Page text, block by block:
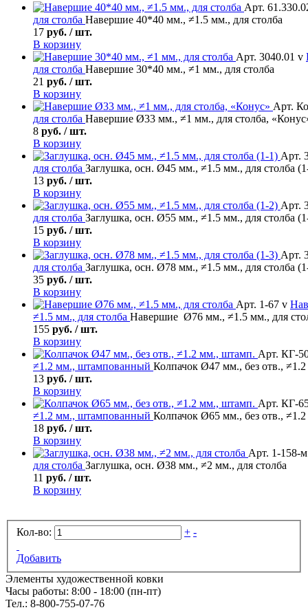
Арт.
для столба Навершие 40*40 мм., ≠1.5 мм., для столба
17 руб. / шт.
В корзину
Арт. 3040.01 v
для столба Навершие 30*40 мм., ≠1 мм., для столба
21 руб. / шт.
В корзину
Арт.
для столба Навершие Ø33 мм., ≠1 мм., для столба,
8 руб. / шт.
В корзину
Арт.
для столба Заглушка, осн. Ø45 мм., ≠1.5 мм., для столба
13 руб. / шт.
В корзину
Арт.
для столба Заглушка, осн. Ø55 мм., ≠1.5 мм., для столба
15 руб. / шт.
В корзину
Арт.
для столба Заглушка, осн. Ø78 мм., ≠1.5 мм., для столба
35 руб. / шт.
В корзину
Арт. 1-67 v
≠1.5 мм., для столба Навершие Ø76 мм., ≠1.5 мм., для
155 руб. / шт.
В корзину
Арт. КГ-
≠1.2 мм., штампованный Колпачок Ø47 мм., без отв.,
13 руб. / шт.
В корзину
Арт. КГ-
≠1.2 мм., штампованный Колпачок Ø65 мм., без отв.,
18 руб. / шт.
В корзину
Арт. 1-158-м
для столба Заглушка, осн. Ø38 мм., ≠2 мм., для столба
11 руб. / шт.
В корзину
Кол-во: + -
Добавить
Элементы художественной ковки
Часы работы: 8:00 - 18:00 (пн-пт)
Тел.: 8-800-755-07-76